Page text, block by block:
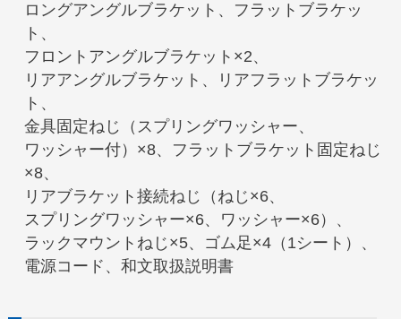
ロングアングルブラケット、フラットブラケッ
ト、
フロントアングルブラケット×2、
リアアングルブラケット、リアフラットブラケッ
ト、
金具固定ねじ（スプリングワッシャー、
ワッシャー付）×8、フラットブラケット固定ねじ
×8、
リアブラケット接続ねじ（ねじ×6、
スプリングワッシャー×6、ワッシャー×6）、
ラックマウントねじ×5、ゴム足×4（1シート）、
電源コード、和文取扱説明書